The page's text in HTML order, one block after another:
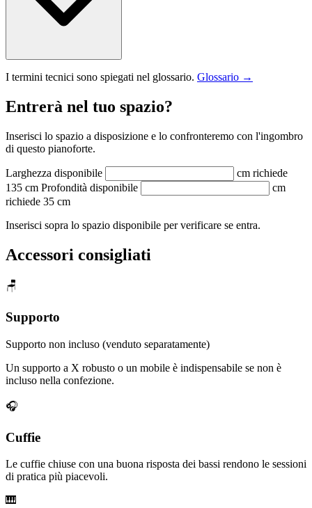
I termini tecnici sono spiegati nel glossario. Glossario →
Entrerà nel tuo spazio?
Inserisci lo spazio a disposizione e lo confronteremo con l'ingombro
di questo pianoforte.
Larghezza disponibile cm richiede
135 cm Profondità disponibile
cm
richiede 35 cm
Inserisci sopra lo spazio disponibile per verificare se entra.
Accessori consigliati
🪑
Supporto
Supporto non incluso (venduto separatamente)
Un supporto a X robusto o un mobile è indispensabile se non è
incluso nella confezione.
🎧
Cuffie
Le cuffie chiuse con una buona risposta dei bassi rendono le sessioni
di pratica più piacevoli.
🎹